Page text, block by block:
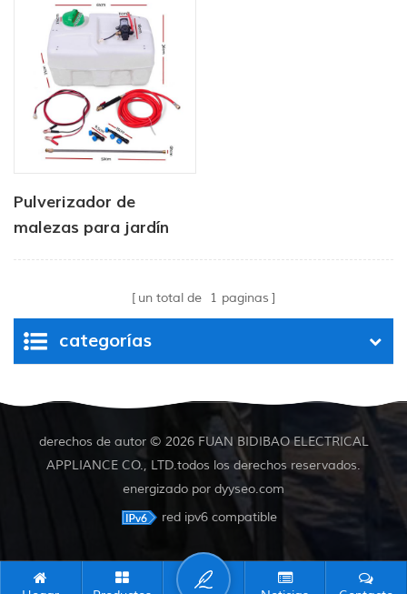
pluma 3M
Pulverizador de
malezas para jardín
de 50 L, 4,0 L/min,
presión de 80 PSI
un total de 1 paginas
categorías
derechos de autor © 2026 FUAN BIDIBAO ELECTRICAL
APPLIANCE CO., LTD.todos los derechos reservados.
energizado por dyyseo.com
red ipv6 compatible